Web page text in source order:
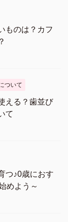
ものは？カフ
ついて
える？歯並び
て
つ♪0歳におす
めよう～